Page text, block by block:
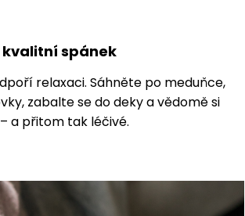
spánek
relaxaci. Sáhněte po meduňce,
zabalte se do deky a vědomě si
a přitom tak léčivé.